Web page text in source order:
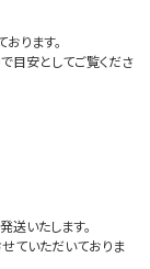
ります。
目安としてご覧くださ
いたします。
ていただいておりま